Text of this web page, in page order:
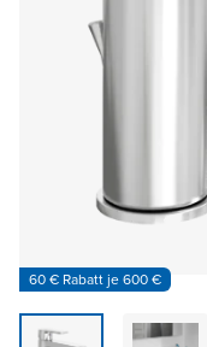
60 € Rabatt je 600 €